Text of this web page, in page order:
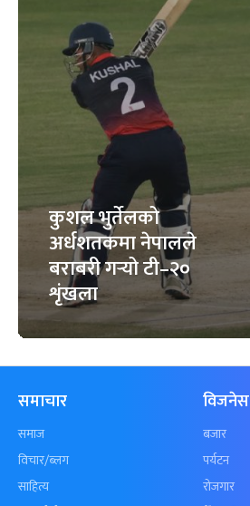
कुशल भुर्तेलको
अर्धशतकमा नेपालले
बराबरी गर्‍यो टी–२०
शृंखला
समाचार
समाज
विचार/ब्लग
साहित्य
विजनेस
बजार
पर्यटन
रोजगार